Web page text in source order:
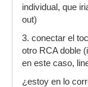
individual, que
out)
3. conectar el
otro RCA doble
en este caso,
¿estoy en lo